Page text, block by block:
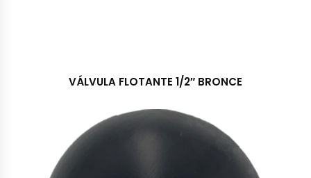
VÁLVULA FLOTANTE 1/2″ BRONCE